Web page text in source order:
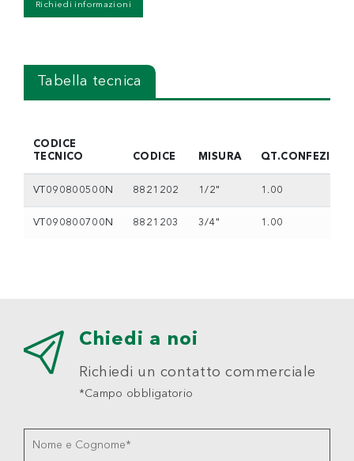
Richiedi informazioni
Tabella tecnica
CODICE
TECNICO
CODICE MISURA QT.CONFEZIONE
VT090800500N 8821202 1/2" 1.00
VT090800700N 8821203 3/4" 1.00
Chiedi a noi
Richiedi un contatto commerciale
*Campo obbligatorio